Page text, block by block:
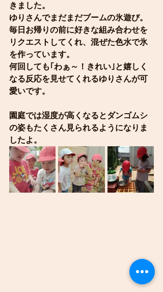
きました。
ゆりさんでまだまだブームの氷遊び。
毎日お帰りの前に好きな組み合わせを
リクエストしてくれ、混ぜた色水で氷
を作っています。
何回しても｢わぁ～！きれい｣と嬉しく
なる反応を見せてくれるゆりさんが可
愛いです。
園庭では湿度が高くなるとダンゴムシ
の姿もたくさん見られるようになりま
したよ。